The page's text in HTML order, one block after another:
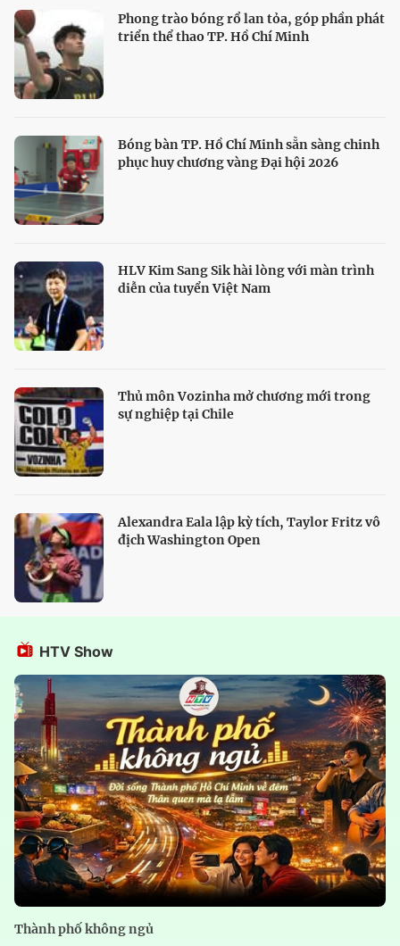
Phong trào bóng rổ lan tỏa, góp phần phát
triển thể thao TP. Hồ Chí Minh
Bóng bàn TP. Hồ Chí Minh sẵn sàng chinh
phục huy chương vàng Đại hội 2026
HLV Kim Sang Sik hài lòng với màn trình
diễn của tuyển Việt Nam
Thủ môn Vozinha mở chương mới trong
sự nghiệp tại Chile
Alexandra Eala lập kỳ tích, Taylor Fritz vô
địch Washington Open
HTV Show
Thành phố không ngủ